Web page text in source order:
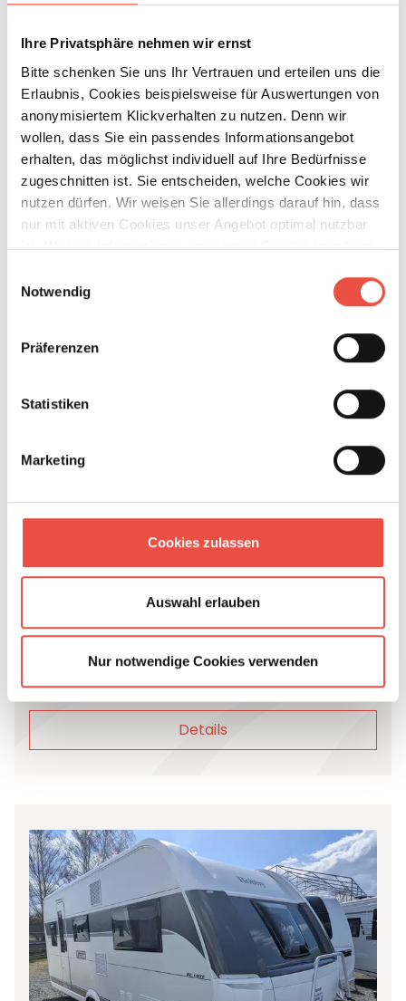
Ihre Privatsphäre nehmen wir ernst
Bitte schenken Sie uns Ihr Vertrauen und erteilen uns die
Erlaubnis, Cookies beispielsweise für Auswertungen von
anonymisiertem Klickverhalten zu nutzen. Denn wir
wollen, dass Sie ein passendes Informationsangebot
erhalten, das möglichst individuell auf Ihre Bedürfnisse
zugeschnitten ist. Sie entscheiden, welche Cookies wir
nutzen dürfen. Wir weisen Sie allerdings darauf hin, dass
nur mit aktiven Cookies unser Angebot optimal nutzbar
ist. Weitere Informationen entnehmen Sie den jeweiligen
Notwendig
Präferenzen
Statistiken
Marketing
Cookies zulassen
Auswahl erlauben
Nur notwendige Cookies verwenden
Details
Hobby Excellent 460 SL
29.000 €
33.395 €
Fahrradhalter
Details